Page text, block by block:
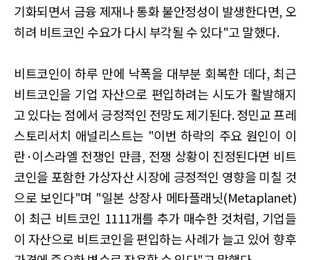
기화되면서 금융 제재나 통화 불안정성이 발생한다면, 오
히려 비트코인 수요가 다시 부각될 수 있다"고 말했다.
비트코인이 하루 만에 낙폭을 대부분 회복한 데다, 최근
비트코인을 기업 자산으로 편입하려는 시도가 활발해지
고 있다는 점에서 긍정적인 전망도 제기된다. 정민교 프레
스토리서치 애널리스트는 "이번 하락의 주요 원인이 이
란·이스라엘 전쟁인 만큼, 전쟁 상황이 진정된다면 비트
코인을 포함한 가상자산 시장에 긍정적인 영향을 미칠 것
으로 보인다"며 "일본 상장사 메타플래닛(Metaplanet)
이 최근 비트코인 1111개를 추가 매수한 것처럼, 기업들
이 자산으로 비트코인을 편입하는 사례가 늘고 있어 향후